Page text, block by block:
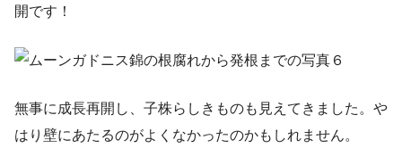
開です！
無事に成長再開し、子株らしきものも見えてきました。や
はり壁にあたるのがよくなかったのかもしれません。